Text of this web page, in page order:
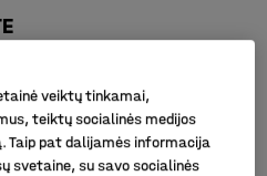
veiktų tinkamai,
teiktų socialinės medijos
Taip pat dalijamės informacija
svetaine, su savo socialinės